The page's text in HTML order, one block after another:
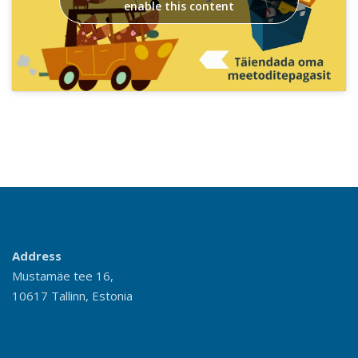
enable this content
Address
Mustamäe tee 16,
10617 Tallinn, Estonia